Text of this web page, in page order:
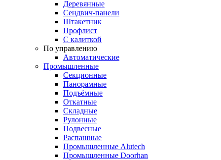
Деревянные
Сендвич-панели
Штакетник
Профлист
С калиткой
По управлению
Автоматические
Промышленные
Секционные
Панорамные
Подъёмные
Откатные
Складные
Рулонные
Подвесные
Распашные
Промышленные Alutech
Промышленные Doorhan